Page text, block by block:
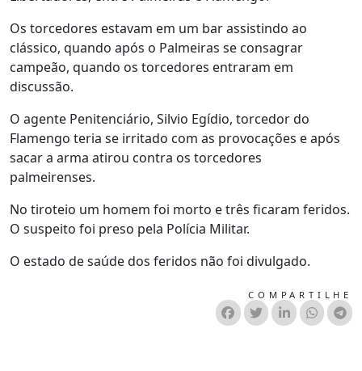
Os torcedores estavam em um bar assistindo ao
clássico, quando após o Palmeiras se consagrar
campeão, quando os torcedores entraram em
discussão.
O agente Penitenciário, Silvio Egídio, torcedor do
Flamengo teria se irritado com as provocações e após
sacar a arma atirou contra os torcedores
palmeirenses.
No tiroteio um homem foi morto e três ficaram feridos.
O suspeito foi preso pela Polícia Militar.
O estado de saúde dos feridos não foi divulgado.
COMPARTILHE